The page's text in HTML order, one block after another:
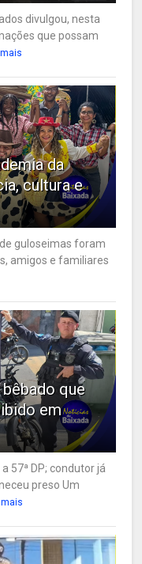
divulgou, nesta
que possam
da
cultura e
guloseimas foram
amigos e familiares
que
em
57ª DP; condutor já
preso Um